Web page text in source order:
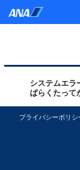
システムエラ
ばらくたって
プライバシーポリシ